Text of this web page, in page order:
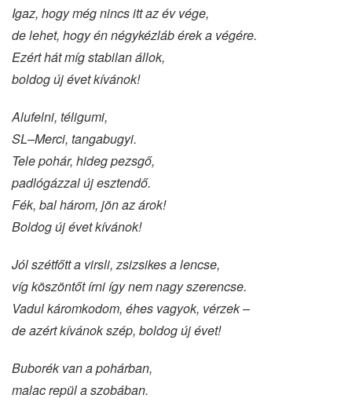
Igaz, hogy még nincs itt az év vége,
de lehet, hogy én négykézláb érek a végére.
Ezért hát míg stabilan állok,
boldog új évet kívánok!
Alufelni, téligumi,
SL–Merci, tangabugyi.
Tele pohár, hideg pezsgő,
padlógázzal új esztendő.
Fék, bal három, jön az árok!
Boldog új évet kívánok!
Jól szétfőtt a virsli, zsizsikes a lencse,
víg köszöntőt írni így nem nagy szerencse.
Vadul káromkodom, éhes vagyok, vérzek –
de azért kívánok szép, boldog új évet!
Buborék van a pohárban,
malac repül a szobában.